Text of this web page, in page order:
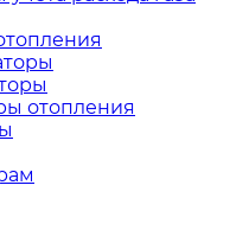
отопления